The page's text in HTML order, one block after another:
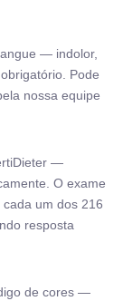
— indolor,
Pode
nossa equipe
—
O exame
um dos 216
resposta
de cores —